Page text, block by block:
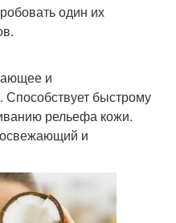
один их
и
Способствует быстрому
рельефа кожи.
и